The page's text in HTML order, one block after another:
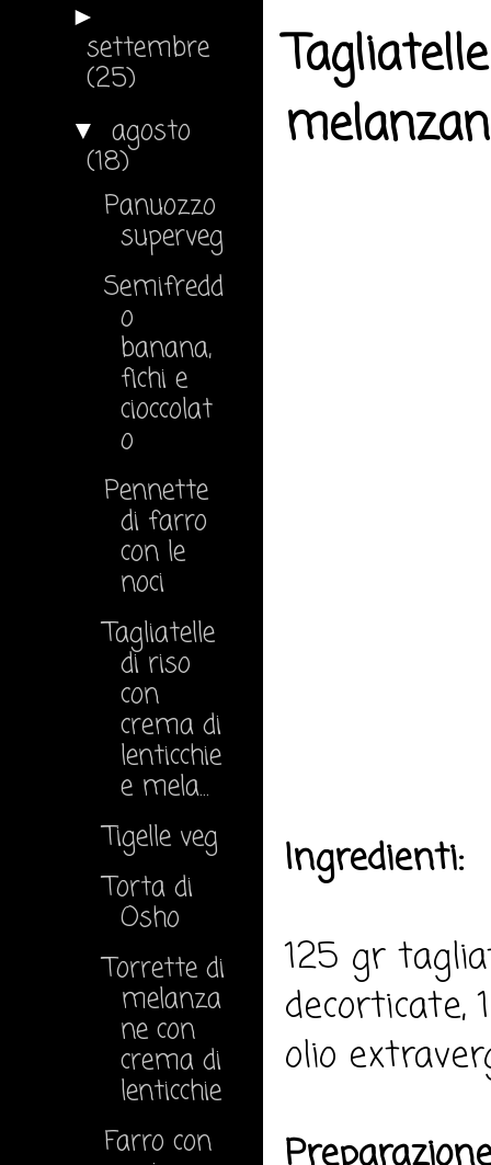
Ingredienti:
125 gr
decorticate,
olio
►
settembre
(25)
▼ agosto
(18)
Panuozzo
superveg
Semifredd
o
banana,
fichi e
cioccolat
o
Pennette
di farro
con le
noci
Tagliatelle
di riso
con
crema di
lenticchie
e mela...
Tigelle veg
Torta di
Osho
Torrette di
melanza
ne con
crema di
lenticchie
Farro con